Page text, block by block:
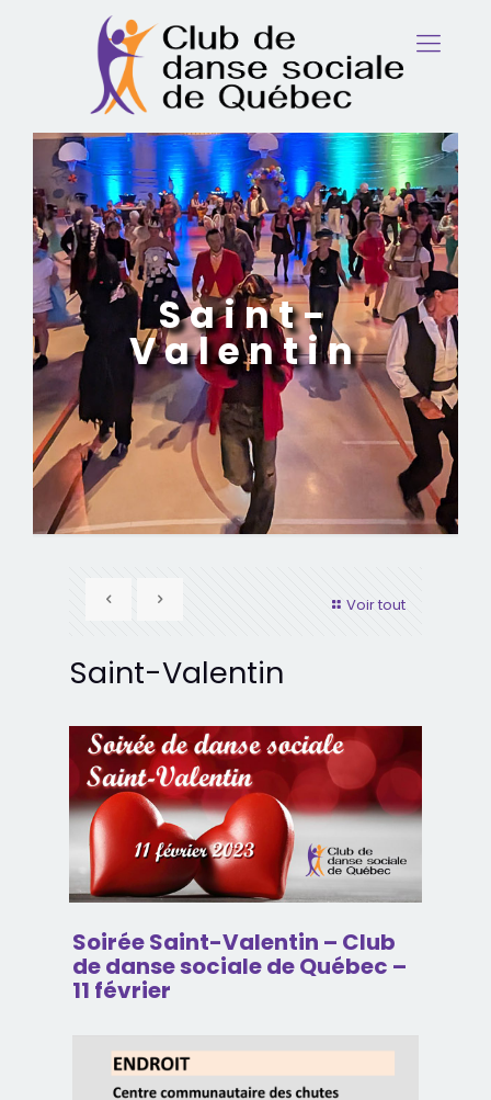
Saint-
Valentin
Voir tout
Saint-Valentin
Soirée Saint-Valentin – Club
de danse sociale de Québec –
11 février